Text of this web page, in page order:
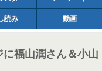
読み 動画
福山潤さん＆小山